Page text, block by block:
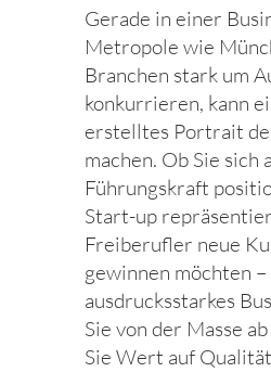
Gerade in einer
Metropole wie
Branchen stark um
konkurrieren, kann
erstelltes Portrait
machen. Ob Sie sich
Führungskraft
Start-up
Freiberufler neue
gewinnen möchten –
ausdrucksstarkes
Sie von der Masse
Sie Wert auf